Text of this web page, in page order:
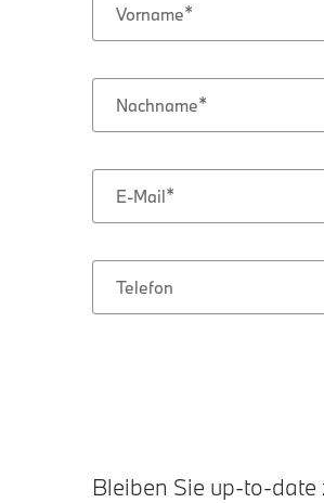
Vorname
Nachname
E-Mail
Telefon
Bleiben Sie up-to-date